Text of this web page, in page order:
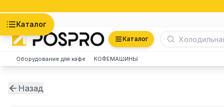
Каталог
Каталог
Оборудование для кафе КОФЕМАШИНЫ
Назад